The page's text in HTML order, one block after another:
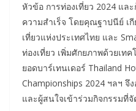
หัวข้อ การท่องเที่ยว 2024 แล
ความสำเร็จ โดยคุณฐาปนีย์ เ
เที่ยวแห่งประเทศไทย และ
ท่องเที่ยว เพิ่มศักยภาพด้วยเท
ยอดบาร์เทนเดอร์ Thailand
Championships 2024 ฯลฯ
และผู้สนใจเข้าร่วมกิจกรรมที่